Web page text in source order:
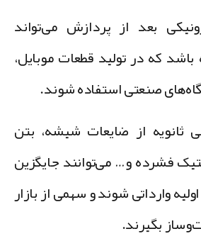
بعد از پردازش می‌تواند
که در تولید قطعات موبایل،
صنعتی استفاده شوند.
از ضایعات شیشه، بتن
فشرده و… می‌توانند جایگزین
وارداتی شوند و سهمی از بازار
بگیرند.